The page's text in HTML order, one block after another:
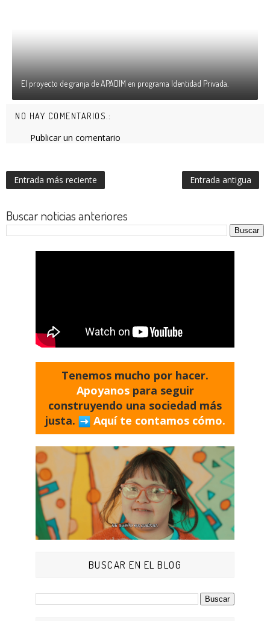
El proyecto de granja de APADIM en programa Identidad Privada.
NO HAY COMENTARIOS.:
Publicar un comentario
Entrada más reciente Entrada antigua
Buscar noticias anteriores
Tenemos mucho por hacer.
Apoyanos para seguir
construyendo una sociedad más
justa.
Aquí te contamos cómo.
BUSCAR EN EL BLOG